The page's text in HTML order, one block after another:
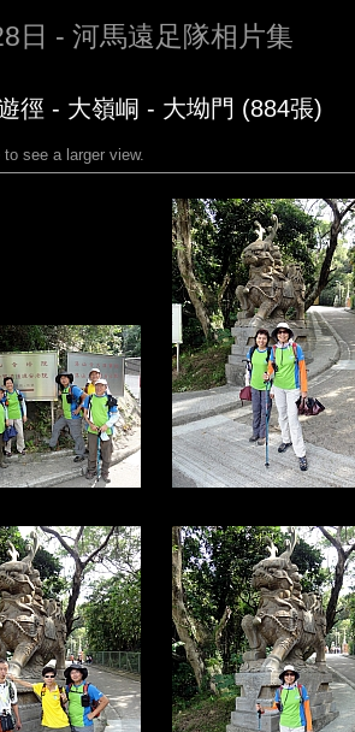
日 - 河馬遠足隊相片集
徑 - 大嶺峒 - 大坳門 (884張)
see a larger view.